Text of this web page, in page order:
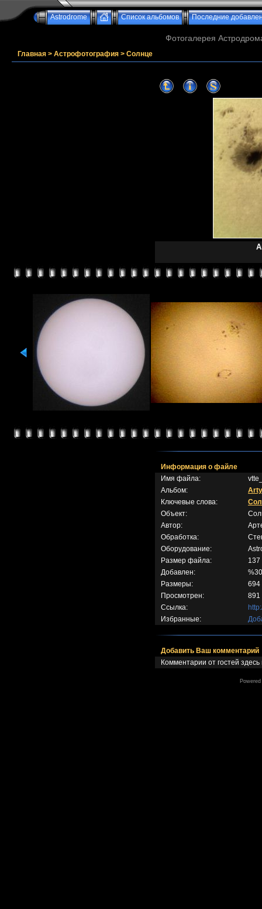
Astrodrome Список альбомов Последние
Фотогалерея
Главная > Астрофотография > Солнце
Информация о файле
Имя файла:
Альбом:
Ключевые слова:
Объект:
Автор:
Обработка:
Оборудование:
Размер файла:
137
Добавлен:
Размеры:
694
Просмотрен:
891
Ссылка:
Избранные:
Добавить Ваш комментарий
Комментарии от гостей